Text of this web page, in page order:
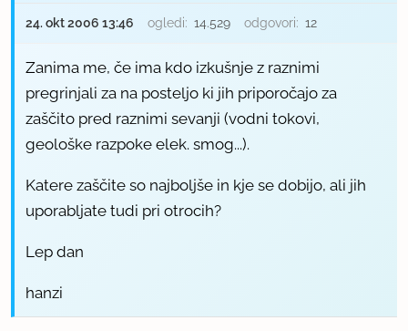
24. okt 2006 13:46 ogledi: 14.529 odgovori: 12
Zanima me, če ima kdo izkušnje z raznimi
pregrinjali za na posteljo ki jih priporočajo za
zaščito pred raznimi sevanji (vodni tokovi,
geološke razpoke elek. smog...).
Katere zaščite so najboljše in kje se dobijo, ali jih
uporabljate tudi pri otrocih?
Lep dan
hanzi